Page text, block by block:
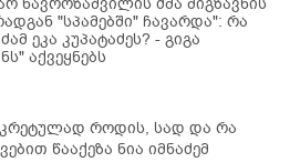
"სპამებში" ჩავარდა": რა
ეკა კუპატაძეს? - გიგა
აქვეყნებს
როდის, სად და რა
წააქეზა ნია იმნაძემ